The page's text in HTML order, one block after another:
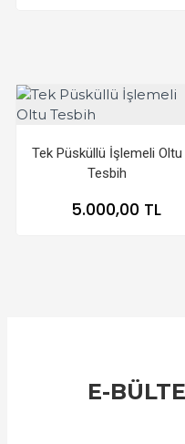
Tek Püsküllü İşlemeli Oltu
Tesbih
5.000,00 TL
E-